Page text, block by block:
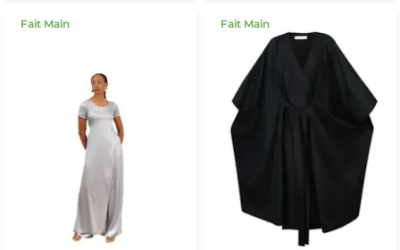
Fait Main Fait Main